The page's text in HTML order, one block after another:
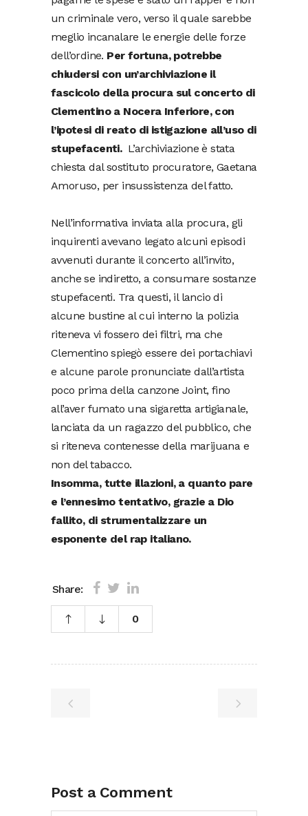
un criminale vero, verso il quale sarebbe
meglio incanalare le energie delle forze
dell’ordine. Per fortuna, potrebbe
chiudersi con un’archiviazione il
fascicolo della procura sul concerto di
Clementino a Nocera Inferiore, con
l’ipotesi di reato di istigazione all’uso di
stupefacenti. L’archiviazione è stata
chiesta dal sostituto procuratore, Gaetana
Amoruso, per insussistenza del fatto.
Nell’informativa inviata alla procura, gli
inquirenti avevano legato alcuni episodi
avvenuti durante il concerto all’invito,
anche se indiretto, a consumare sostanze
stupefacenti. Tra questi, il lancio di
alcune bustine al cui interno la polizia
riteneva vi fossero dei filtri, ma che
Clementino spiegò essere dei portachiavi
e alcune parole pronunciate dall’artista
poco prima della canzone Joint, fino
all’aver fumato una sigaretta artigianale,
lanciata da un ragazzo del pubblico, che
si riteneva contenesse della marijuana e
non del tabacco.
Insomma, tutte illazioni, a quanto pare
e l’ennesimo tentativo, grazie a Dio
fallito, di strumentalizzare un
esponente del rap italiano.
Share:
0
Post a Comment